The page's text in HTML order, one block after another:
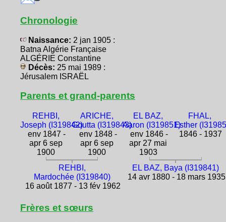
Chronologie
Naissance: 2 jan 1905 :
Batna Algérie Française
ALGÉRIE Constantine
Décès: 25 mai 1989 :
Jérusalem ISRAËL
Parents et grand-parents
REHBI,
Joseph (I319842)
env 1847 -
apr 6 sep
1900
ARICHE,
Goutta (I319843)
env 1848 -
apr 6 sep
1900
EL BAZ,
Aaron (I319851)
env 1846 -
apr 27 mai
1903
FHAL,
Esther
1846 - 1937
REHBI,
Mardochée (I319840)
16 août 1877 - 13 fév 1962
EL BAZ, Baya (I319841)
14 avr 1880 - 18 mars 1935
Frères et sœurs